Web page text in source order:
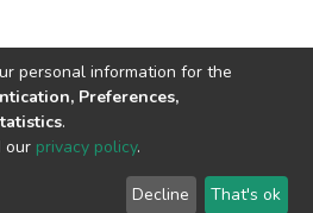
© 2002-2026
End User
Send
personal information for the
Preferences,
.
our privacy policy.
Decline That's ok